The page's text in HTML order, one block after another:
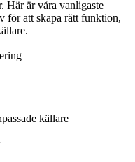
Här är våra vanligaste
för att skapa rätt funktion,
källare